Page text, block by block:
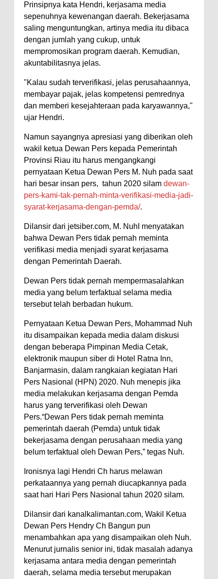
Prinsipnya kata Hendri, kerjasama media
sepenuhnya kewenangan daerah. Bekerjasama
saling menguntungkan, artinya media itu dibaca
dengan jumlah yang cukup, untuk
mempromosikan program daerah. Kemudian,
akuntabilitasnya jelas.
"Kalau sudah terverifikasi, jelas perusahaannya,
membayar pajak, jelas kompetensi pemrednya
dan memberi kesejahteraan pada karyawannya,"
ujar Hendri.
Namun sayangnya apresiasi yang diberikan oleh
wakil ketua Dewan Pers kepada Pemerintah
Provinsi Riau itu harus mengangkangi
pernyataan Ketua Dewan Pers M. Nuh pada saat
hari besar insan pers, tahun 2020 silam dewan-
pers-kami-tak-pernah-minta-verifikasi-media-jadi-
syarat-kerjasama-dengan-pemda/.
Dilansir dari jetsiber.com, M. NuhI menyatakan
bahwa Dewan Pers tidak pernah meminta
verifikasi media menjadi syarat kerjasama
dengan Pemerintah Daerah.
Dewan Pers tidak pernah mempermasalahkan
media yang belum terfaktual selama media
tersebut telah berbadan hukum.
Pernyataan Ketua Dewan Pers, Mohammad Nuh
itu disampaikan kepada media dalam diskusi
dengan beberapa Pimpinan Media Cetak,
elektronik maupun siber di Hotel Ratna Inn,
Banjarmasin, dalam rangkaian kegiatan Hari
Pers Nasional (HPN) 2020. Nuh menepis jika
media melakukan kerjasama dengan Pemda
harus yang terverifikasi oleh Dewan
Pers.“Dewan Pers tidak pernah meminta
pemerintah daerah (Pemda) untuk tidak
bekerjasama dengan perusahaan media yang
belum terfaktual oleh Dewan Pers,” tegas Nuh.
Ironisnya lagi Hendri Ch harus melawan
perkataannya yang pernah diucapkannya pada
saat hari Hari Pers Nasional tahun 2020 silam.
Dilansir dari kanalkalimantan.com, Wakil Ketua
Dewan Pers Hendry Ch Bangun pun
menambahkan apa yang disampaikan oleh Nuh.
Menurut jurnalis senior ini, tidak masalah adanya
kerjasama antara media dengan pemerintah
daerah, selama media tersebut merupakan